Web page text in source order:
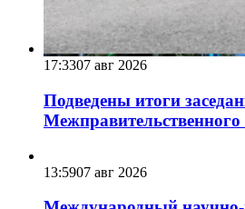
17:3307 авг 2026
Подведены итоги
Межправительственного
13:5907 авг 2026